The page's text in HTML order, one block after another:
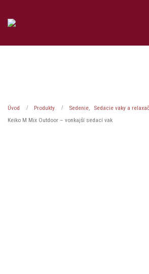
Úvod Produkty Sedenie,
Sedacie vaky a
Keiko M Mix Outdoor – vonkajší sedací vak